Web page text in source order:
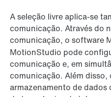
A seleção livre aplica-se
comunicação. Através do
comunicação, o software
MotionStudio pode
comunicação e, em
comunicação. Além disso,
armazenamento de